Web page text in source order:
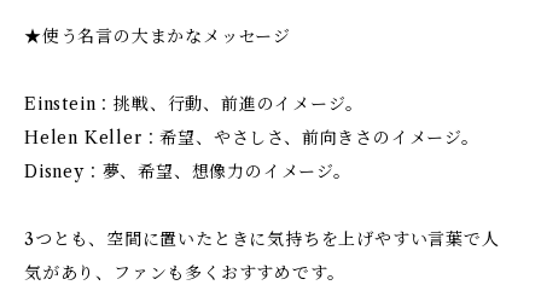
★使う名言の大まかなメッセージ
Einstein：挑戦、行動、前進のイメージ。
Helen Keller：希望、やさしさ、前向きさのイメージ。
Disney：夢、希望、想像力のイメージ。
3つとも、空間に置いたときに気持ちを上げやすい言葉で人
気があり、ファンも多くおすすめです。